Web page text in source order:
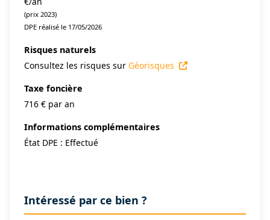
(prix 2023)
DPE réalisé le 17/05/2026
Risques naturels
Consultez les risques sur Géorisques
Taxe foncière
716 € par an
Informations complémentaires
État DPE : Effectué
Intéressé par ce bien ?